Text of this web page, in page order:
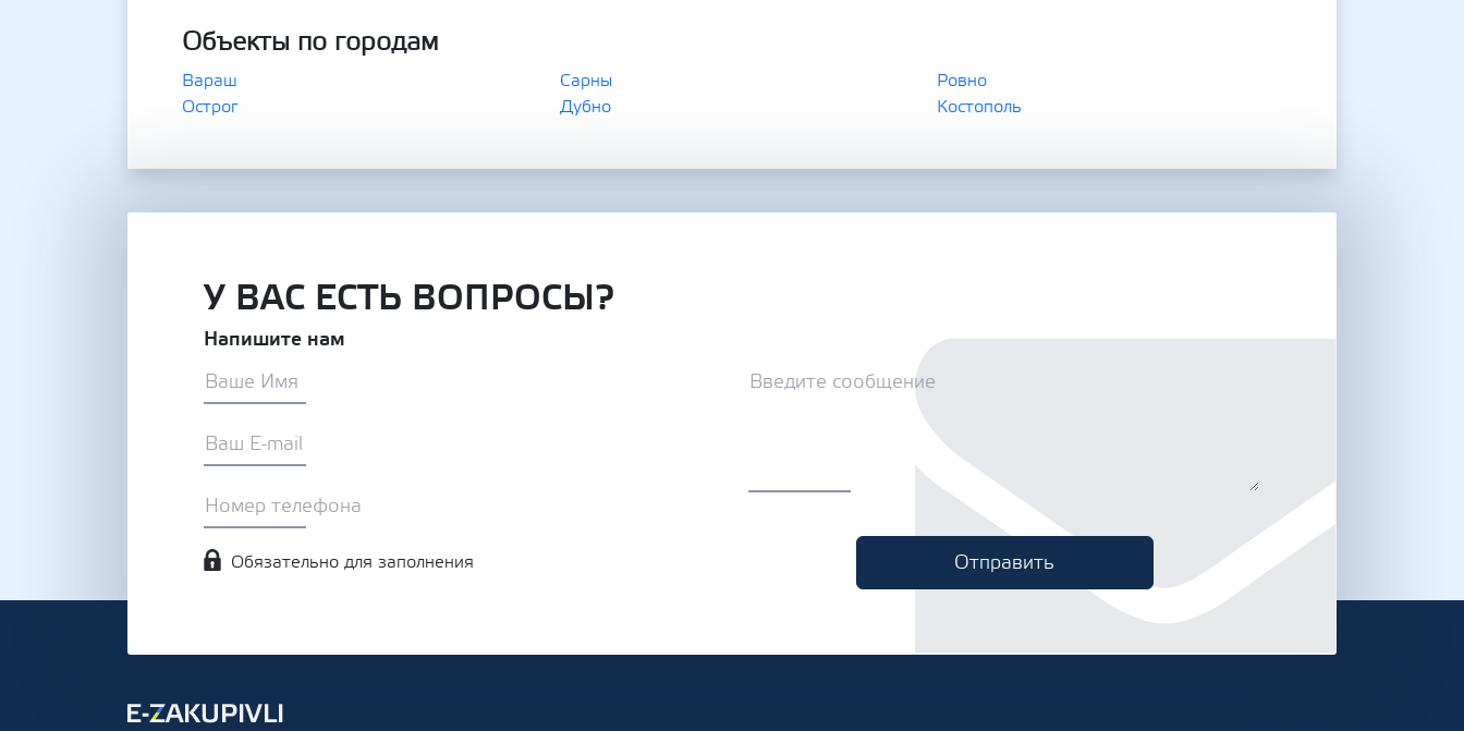
Объекты по городам
Вараш Сарны
Ровно
Острог
Дубно Костополь
У ВАС ЕСТЬ ВОПРОСЫ?
Напишите нам
Обязательно для заполнения